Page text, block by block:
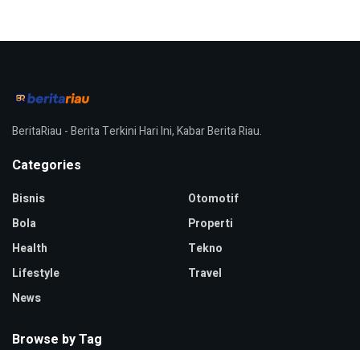
BeritaRiau - Berita Terkini Hari Ini, Kabar Berita Riau.
Categories
Bisnis
Bola
Health
Lifestyle
News
Otomotif
Properti
Tekno
Travel
Browse by Tag